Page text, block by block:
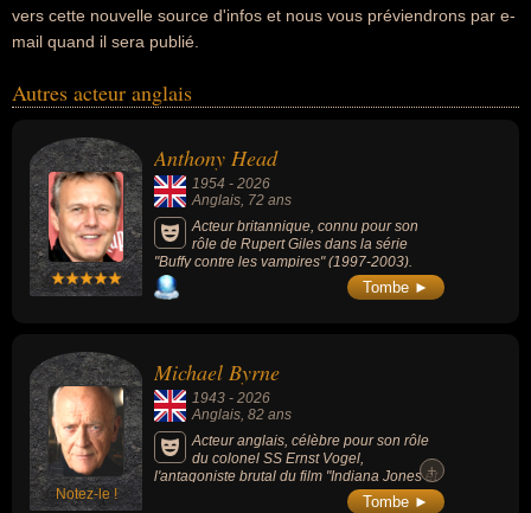
vers cette nouvelle source d'infos et nous vous préviendrons par e-
mail quand il sera publié.
Autres acteur anglais
Anthony Head
1954 - 2026
Anglais, 72 ans
Acteur britannique, connu pour son
rôle de Rupert Giles dans la série
"Buffy contre les vampires" (1997-2003).
Tombe ►
Notez-le !
Michael Byrne
1943 - 2026
Anglais , 82 ans
Acteur anglais, célèbre pour son rôle
du colonel SS Ernst Vogel,
l'antagoniste brutal du film "Indiana Jones et
la Dernière Croisade" (1989) ou celui mage
+
Tombe ►